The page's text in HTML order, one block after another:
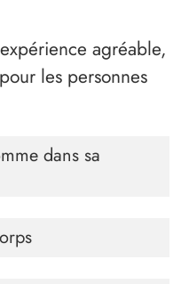
agréable,
les personnes
dans sa